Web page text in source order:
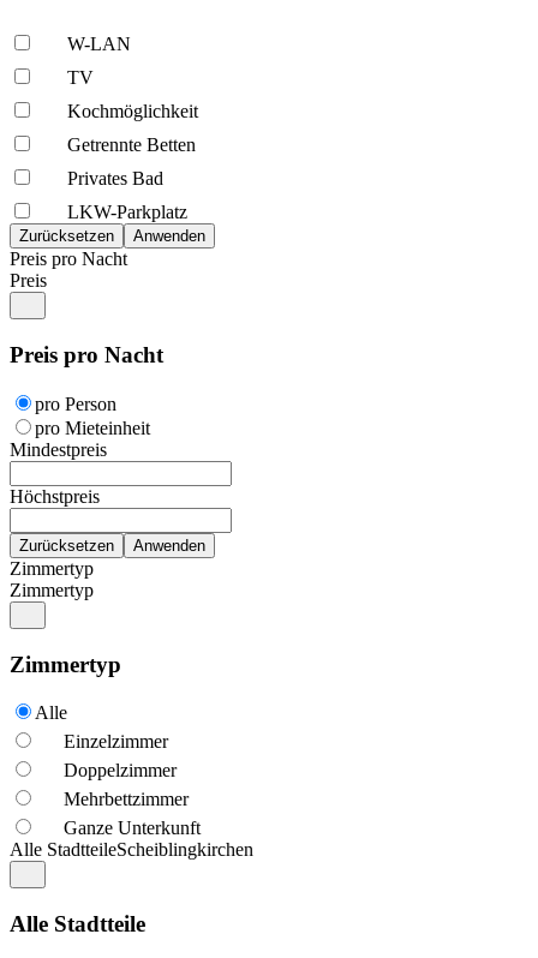
W-LAN
TV
Kochmöglich­keit
Getrennte Betten
Privates Bad
LKW-Parkplatz
Preis pro Nacht
Preis
Preis pro Nacht
pro Person
pro Mieteinheit
Mindestpreis
Höchstpreis
Zimmertyp
Zimmertyp
Zimmertyp
Alle
Einzelzimmer
Doppelzimmer
Mehrbettzimmer
Ganze Unterkunft
Alle StadtteileScheiblingkirchen
Alle Stadtteile